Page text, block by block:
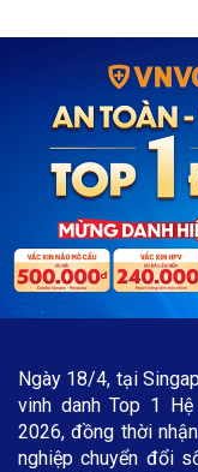
Ngày 18/4, tại
vinh danh Top 1
2026, đồng thời
nghiệp chuyển đổi